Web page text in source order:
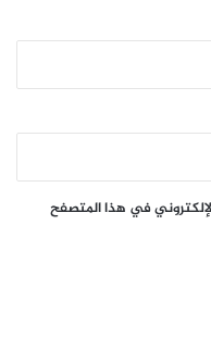
في هذا المتصفح